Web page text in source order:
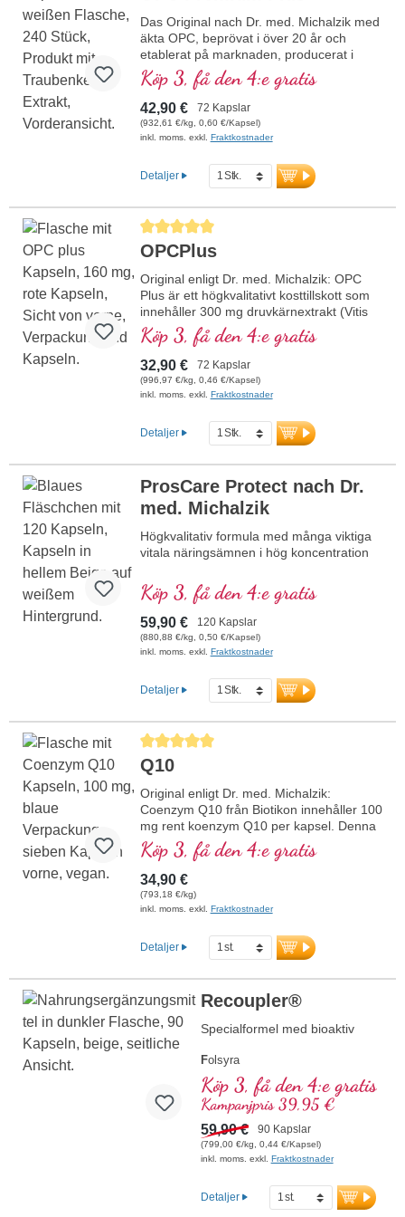
Biotikons specialteknologi enligt Dr. med.
Michalziks stränga kvalitetskriterier.
Professionellt bearbetad för bästa och
säkra användning hos människa.
Dr. med. Michalzik står med sitt namn för
den förstklassiga, sedan länge beprövade
kvaliteten.
Skonsam ren vattenextraktion
Das Original nach Dr. med. Michalzik med
äkta OPC, beprövat i över 20 år och
etablerat på marknaden, producerat i
Tyskland i egna produktionsanläggningar.
Kontrollerat av en ledande växtanalytiker.
Förseglingen är fri från aluminium, utan
tillsatser, även fri från tillsatser som inte
behöver deklareras. Hypoallergena
PEG. Franska druvkärnor, skonsamt
extraherade med vatten. Med naturligt
ekologisk odling. Utvecklat av läkare.
Köp 3, få den 4:e gratis
42,90 € 72 Kapslar
(932,61 €/kg, 0,60 €/Kapsel)
inkl. moms. exkl. Fraktkostnader
Detaljer
Genomsnittligt betyg på 5 av 5 stjärnor
OPCPlus
Original enligt Dr. med. Michalzik: OPC
Plus är ett högkvalitativt kosttillskott som
innehåller 300 mg druvkärnextrakt (Vitis
vinifera) och 50 mg Camu Camu-extrakt
per daglig dos (1 kapsel).
Druvkärnextraktet är standardiserat till 95
% polyfenoler med minst 160 mg äkta
OPC per kapsel och erbjuder därmed en
mer information om OPC Plus
Köp 3, få den 4:e gratis
32,90 € 72 Kapslar
(996,97 €/kg, 0,46 €/Kapsel)
inkl. moms. exkl. Fraktkostnader
Detaljer
ProsCare Protect nach Dr.
med. Michalzik
Högkvalitativ formula med många viktiga
vitala näringsämnen i hög koncentration
Köp 3, få den 4:e gratis
59,90 € 120 Kapslar
(880,88 €/kg, 0,50 €/Kapsel)
inkl. moms. exkl. Fraktkostnader
Detaljer
Genomsnittligt betyg på 5 av 5 stjärnor
Q10
Original enligt Dr. med. Michalzik:
Coenzym Q10 från Biotikon innehåller 100
mg rent koenzym Q10 per kapsel. Denna
värdefulla antioxidant stödjer cellhälsan
och framställs genom en naturlig
fermenteringsprocess. Det finns i en
biologisk form och är fritt från alla
tillsatser. Tillverkad i Tyskland förpackas
att säkerställa högsta renhet och kvalitet.
mer information om koenzym Q10
Köp 3, få den 4:e gratis
34,90 €
(793,18 €/kg)
inkl. moms. exkl. Fraktkostnader
Detaljer
Recoupler®
Specialformel med bioaktiv
Folsyra
Arginin
Lykopen
Curkuma
Curcumin
Askorbinsyra
Resveratrol
B(Vitamin B12)
Köp 3, få den 4:e gratis
Kampanjpris 39,95 €
59,90 € 90 Kapslar
(799,00 €/kg, 0,44 €/Kapsel)
inkl. moms. exkl. Fraktkostnader
Detaljer